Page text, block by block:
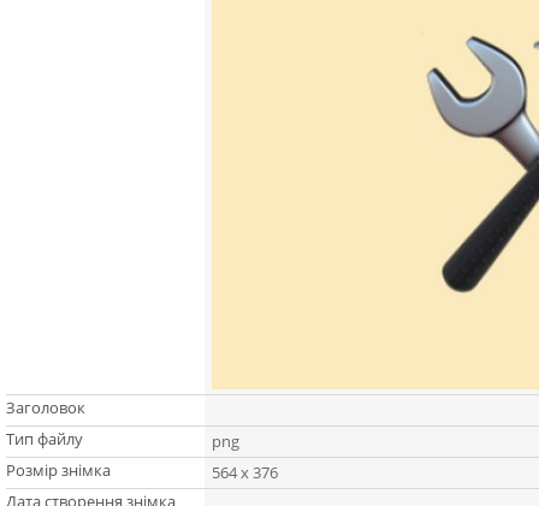
Заголовок
Тип файлу
png
Розмір знімка
564 x 376
Дата створення знімка